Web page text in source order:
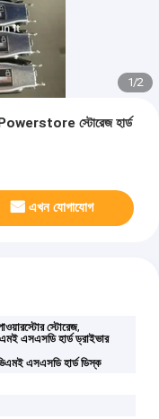
1/2
স্টোরেজ হার্ড
এখন যোগাযোগ
স্টোরেজ,
এসএসডি হার্ড ড্রাইভার
এসএসডি হার্ড ডিস্ক